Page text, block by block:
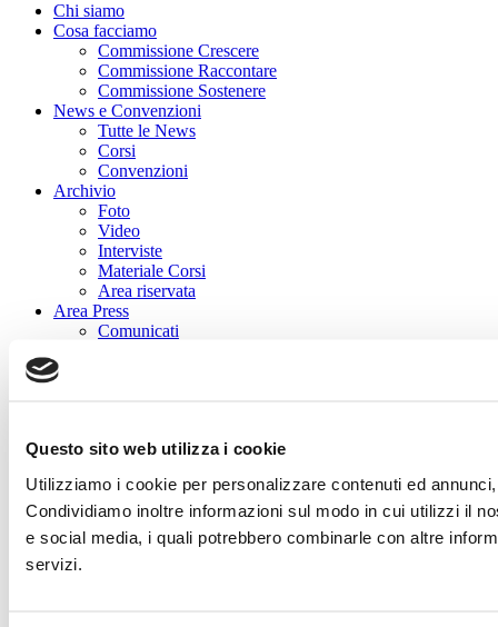
Questo sito web utilizza i cookie
Utilizziamo i cookie per personalizzare contenuti ed
Condividiamo inoltre informazioni sul modo in cui utilizzi il
e social media, i quali potrebbero combinarle con altre
servizi.
Chi siamo
Cosa facciamo
Commissione Crescere
Commissione Raccontare
Commissione Sostenere
News e Convenzioni
Tutte le News
Corsi
Convenzioni
Archivio
Foto
Video
Interviste
Materiale Corsi
Area riservata
Area Press
Comunicati
Contatti